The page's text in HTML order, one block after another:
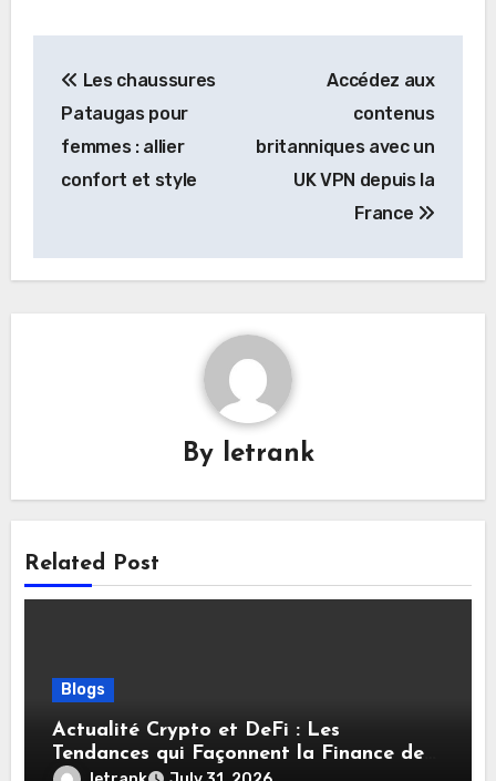
navigation
Les chaussures
Pataugas pour
femmes : allier
confort et style
Accédez aux
contenus
britanniques avec un
UK VPN depuis la
France
By letrank
Related Post
Blogs
Actualité Crypto et DeFi : Les
Tendances qui Façonnent la Finance de